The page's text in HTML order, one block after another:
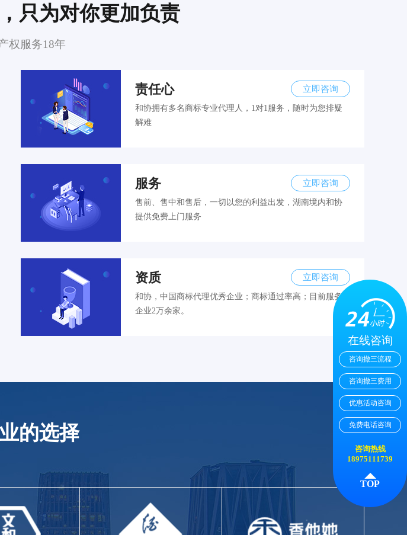
只为对你更加负责
权服务18年
责任心 立即咨询
和协拥有多名商标专业代理人，1对1服务，随时为您排疑
解难
服务 立即咨询
售前、售中和售后，一切以您的利益出发，湖南境内和协
提供免费上门服务
资质 立即咨询
和协，中国商标代理优秀企业；商标通过率高；目前服务
企业2万余家。
的选择
在线咨询
咨询撤三流程
咨询撤三费用
优惠活动咨询
免费电话咨询
咨询热线
18975111739
TOP